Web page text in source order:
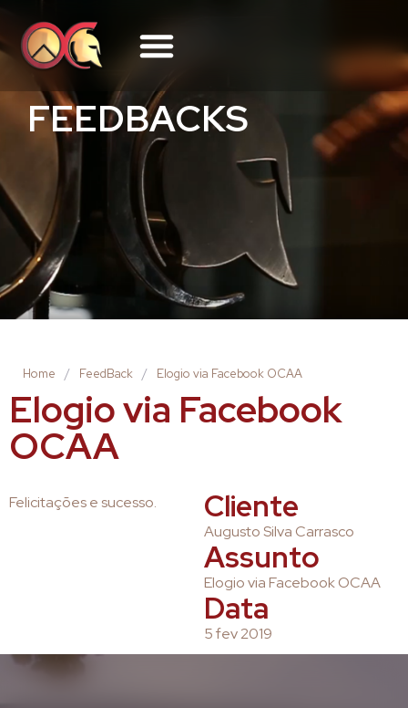
FEEDBACKS
Home / FeedBack / Elogio via Facebook OCAA
Elogio via Facebook
OCAA
Felicitações e sucesso. Cliente
Augusto Silva Carrasco
Assunto
Elogio via Facebook OCAA
Data
5 fev 2019